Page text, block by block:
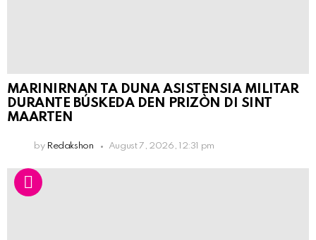
MARINIRNAN TA DUNA ASISTENSIA MILITAR
DURANTE BÚSKEDA DEN PRIZÒN DI SINT
MAARTEN
by Redakshon August 7, 2026, 12:31 pm